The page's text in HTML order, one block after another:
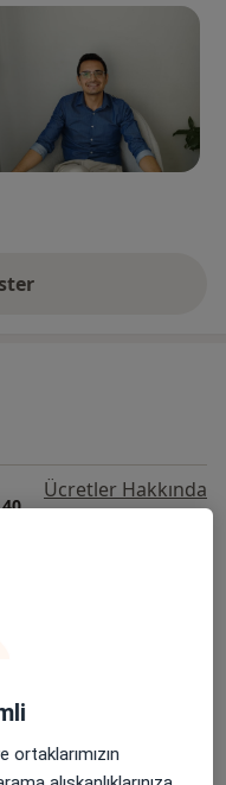
hakkında
Ücretler Hakkında